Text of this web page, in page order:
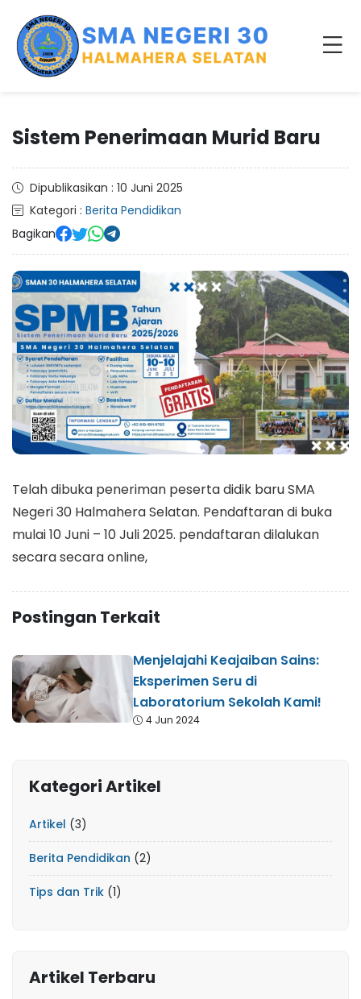
Sistem Penerimaan Murid Baru
Dipublikasikan : 10 Juni 2025
Kategori : Berita Pendidikan
Bagikan
Telah dibuka peneriman peserta didik baru SMA
Negeri 30 Halmahera Selatan. Pendaftaran di buka
mulai 10 Juni – 10 Juli 2025. pendaftaran dilalukan
secara secara online,
Postingan Terkait
Menjelajahi Keajaiban Sains:
Eksperimen Seru di
Laboratorium Sekolah Kami!
4 Jun 2024
Kategori Artikel
Artikel (3)
Berita Pendidikan (2)
Tips dan Trik (1)
Artikel Terbaru